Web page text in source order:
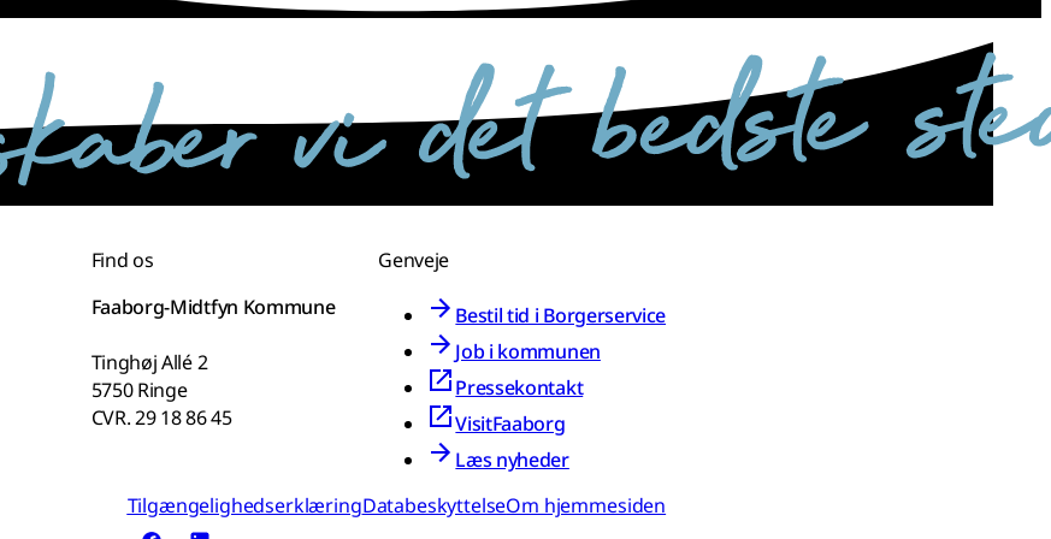
Find os
Faaborg-Midtfyn Kommune
Tinghøj Allé 2
5750 Ringe
CVR. 29 18 86 45
Genveje
Bestil tid i Borgerservice
Job i kommunen
Pressekontakt
VisitFaaborg
Læs nyheder
TilgængelighedserklæringDatabeskyttelseOm hjemmesiden